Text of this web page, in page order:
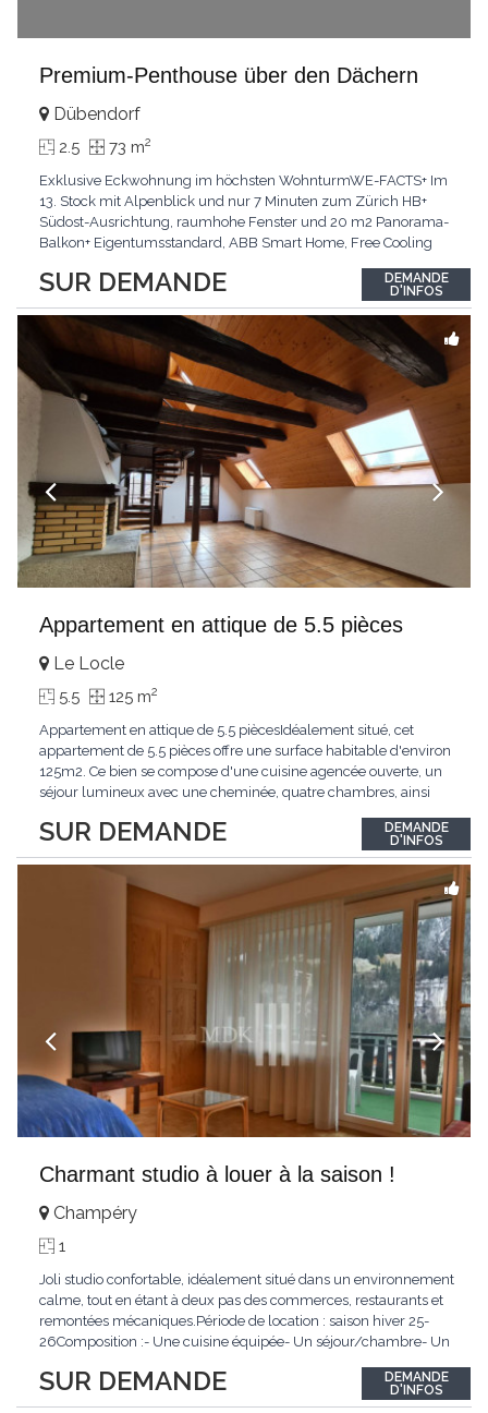
Premium-Penthouse über den Dächern
SUR DEMANDE
Dübendorf
2.5 73 m2
Exklusive Eckwohnung im höchsten WohnturmWE-FACTS+ Im
13. Stock mit Alpenblick und nur 7 Minuten zum Zürich HB+
Südost-Ausrichtung, raumhohe Fenster und 20 m2 Panorama-
Balkon+ Eigentumsstandard, ABB Smart Home, Free Cooling
Sinn für LuxusKLARTEXT: Hier erleben Sie lichtdurchflutetes
Wohnen der Extraklasse.Interessiert? JETZT anrufen:...
DEMANDE
D'INFOS
Appartement en attique de 5.5 pièces
SUR DEMANDE
Le Locle
5.5 125 m2
Appartement en attique de 5.5 piècesIdéalement situé, cet
appartement de 5.5 pièces offre une surface habitable d'environ
125m2. Ce bien se compose d'une cuisine agencée ouverte, un
séjour lumineux avec une cheminée, quatre chambres, ainsi
DEMANDE
D'INFOS
Charmant studio à louer à la saison !
SUR DEMANDE
Champéry
1
Joli studio confortable, idéalement situé dans un environnement
calme, tout en étant à deux pas des commerces, restaurants et
remontées mécaniques.Période de location : saison hiver 25-
26Composition :- Une cuisine équipée- Un séjour/chambre- Un
fumeurAnimaux non admisLoyer mensuel : CHF
1'000.00N'hésitez pas à nous contacter !
DEMANDE
D'INFOS